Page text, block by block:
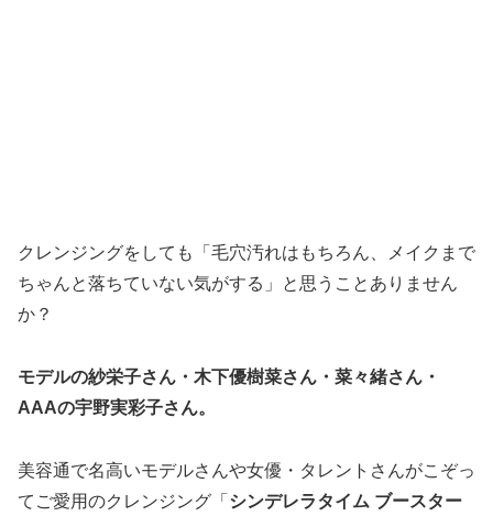
クレンジングをしても「毛穴汚れはもちろん、メイクまで
ちゃんと落ちていない気がする」と思うことありません
か？
モデルの紗栄子さん・木下優樹菜さん・菜々緒さん・
AAAの宇野実彩子さん。
美容通で名高いモデルさんや女優・タレントさんがこぞっ
てご愛用のクレンジング「 シンデレラタイム ブースター